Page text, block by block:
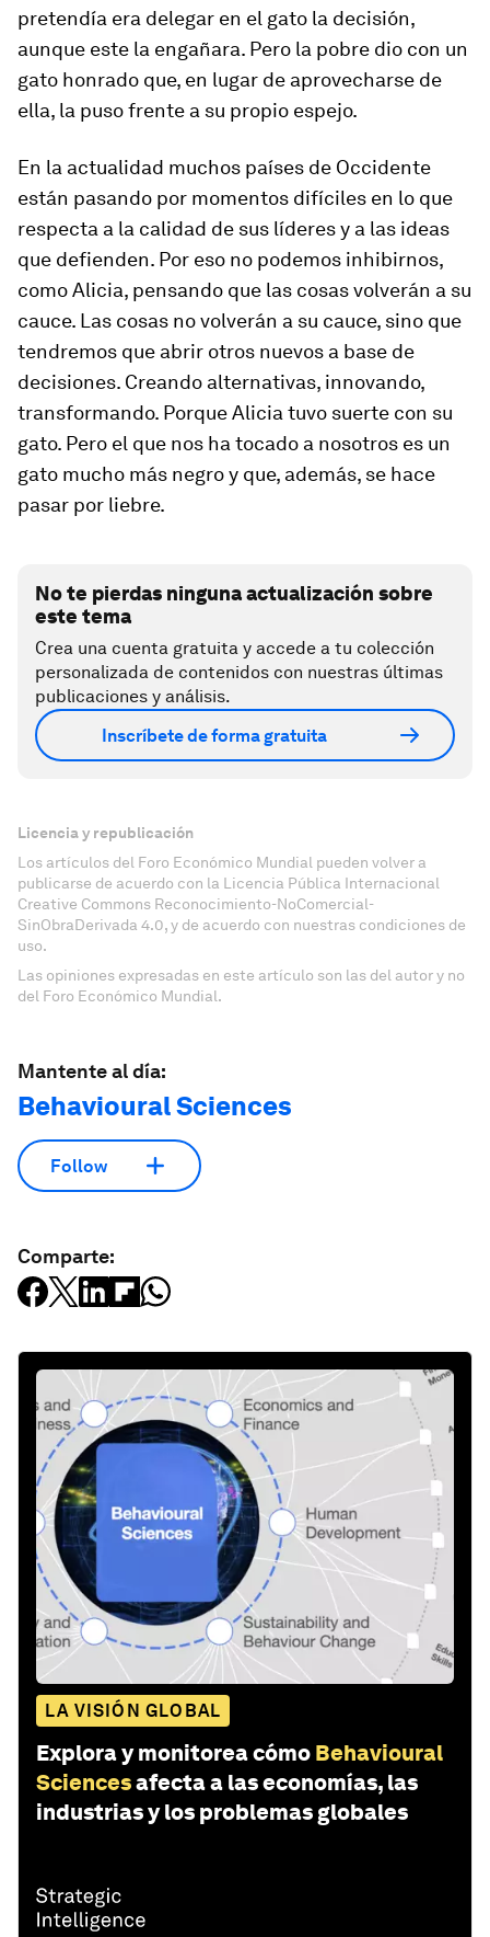
pretendía era delegar en el gato la decisión,
aunque este la engañara. Pero la pobre dio con un
gato honrado que, en lugar de aprovecharse de
ella, la puso frente a su propio espejo.
En la actualidad muchos países de Occidente
están pasando por momentos difíciles en lo que
respecta a la calidad de sus líderes y a las ideas
que defienden. Por eso no podemos inhibirnos,
como Alicia, pensando que las cosas volverán a su
cauce. Las cosas no volverán a su cauce, sino que
tendremos que abrir otros nuevos a base de
decisiones. Creando alternativas, innovando,
transformando. Porque Alicia tuvo suerte con su
gato. Pero el que nos ha tocado a nosotros es un
gato mucho más negro y que, además, se hace
pasar por liebre.
No te pierdas ninguna actualización sobre
este tema
Crea una cuenta gratuita y accede a tu colección
personalizada de contenidos con nuestras últimas
publicaciones y análisis.
Inscríbete de forma gratuita
Licencia y republicación
Los artículos del Foro Económico Mundial pueden volver a
publicarse de acuerdo con la Licencia Pública Internacional
Creative Commons Reconocimiento-NoComercial-
SinObraDerivada 4.0, y de acuerdo con nuestras condiciones de
uso.
Las opiniones expresadas en este artículo son las del autor y no
del Foro Económico Mundial.
Mantente al día:
Behavioural Sciences
Follow
Comparte:
LA VISIÓN GLOBAL
Explora y monitorea cómo Behavioural
Sciencesafecta a las economías, las
industrias y los problemas globales